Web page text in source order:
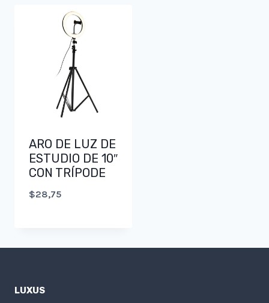
ARO DE LUZ DE
ESTUDIO DE 10″
CON TRÍPODE
$28,75
LUXUS